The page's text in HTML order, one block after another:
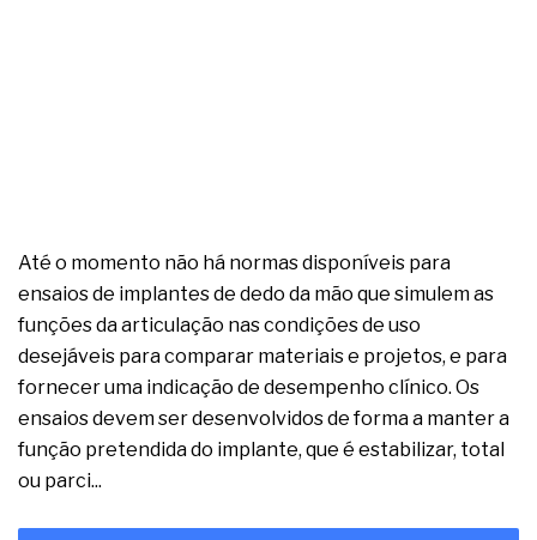
Até o momento não há normas disponíveis para
ensaios de implantes de dedo da mão que simulem as
funções da articulação nas condições de uso
desejáveis para comparar materiais e projetos, e para
fornecer uma indicação de desempenho clínico. Os
ensaios devem ser desenvolvidos de forma a manter a
função pretendida do implante, que é estabilizar, total
ou parci...